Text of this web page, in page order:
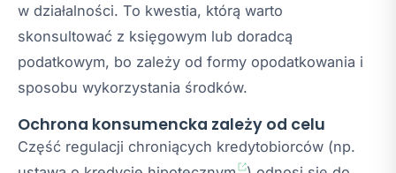
w działalności. To kwestia, którą warto
skonsultować z księgowym lub doradcą
podatkowym, bo zależy od formy opodatkowania i
sposobu wykorzystania środków.
Ochrona konsumencka zależy od celu
Część regulacji chroniących kredytobiorców (np.